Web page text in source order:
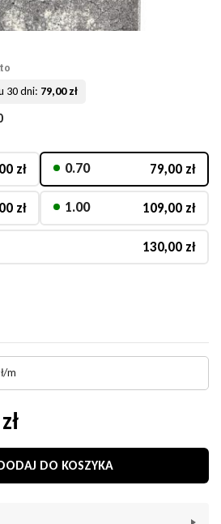
30 dni: 79,00 zł
zł 0.70 79,00 zł
zł 1.00 109,00 zł
130,00 zł
m
DO KOSZYKA